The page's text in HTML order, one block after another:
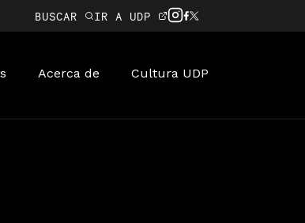
BUSCAR IR A UDP
Acerca de Cultura UDP